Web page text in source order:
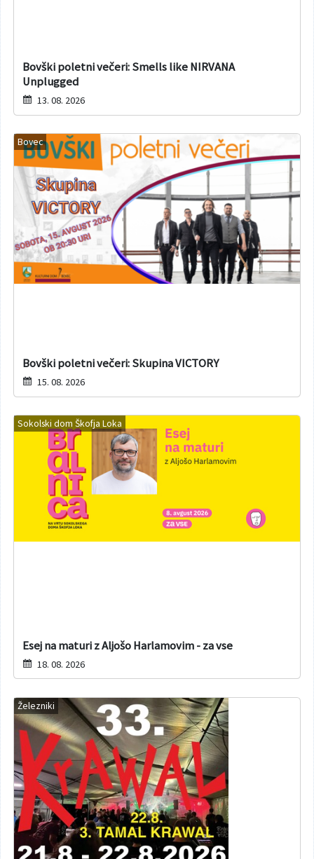
Bovški poletni večeri: Smells like NIRVANA
Unplugged
13. 08. 2026
Bovec
Bovški poletni večeri: Skupina VICTORY
15. 08. 2026
Sokolski dom Škofja Loka
Esej na maturi z Aljošo Harlamovim - za vse
18. 08. 2026
Železniki